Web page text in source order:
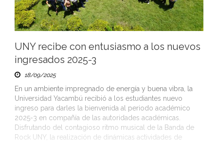
UNY recibe con entusiasmo a los nuevos
ingresados 2025-3
18/09/2025
En un ambiente impregnado de energía y buena vibra, la
Universidad Yacambú recibió a los estudiantes nuevo
ingreso para darles la bienvenida al periodo académico
2025-3 en compañía de las autoridades académicas.
Disfrutando del contagioso ritmo musical de la Banda de
Rock UNY, la realización de dinámicas actividades de